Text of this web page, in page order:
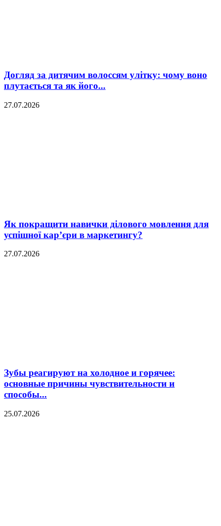
Догляд за дитячим волоссям улітку: чому воно
плутається та як його...
27.07.2026
Як покращити навички ділового мовлення для
успішної кар’єри в маркетингу?
27.07.2026
Зубы реагируют на холодное и горячее:
основные причины чувствительности и
способы...
25.07.2026